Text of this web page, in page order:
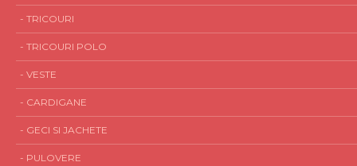
- TRICOURI
- TRICOURI POLO
- VESTE
- CARDIGANE
- GECI SI JACHETE
- PULOVERE